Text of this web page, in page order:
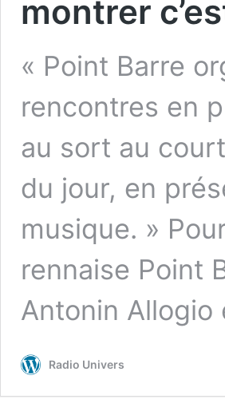
montrer
« Point Barre
rencontres en
au sort au
du jour, en
musique. »
rennaise Point
Antonin
Radio Univers